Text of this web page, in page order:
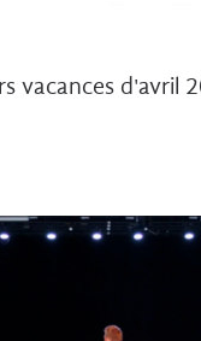
vacances d'avril